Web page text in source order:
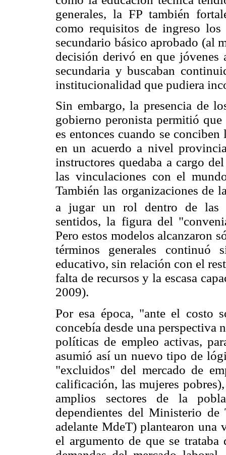
generales, la FP también
como requisitos de ingreso
secundario básico aprobado (al
decisión derivó en que jóvenes
secundaria y buscaban
institucionalidad que pudiera
Sin embargo, la presencia de
gobierno peronista permitió
es entonces cuando se
en un acuerdo a nivel
instructores quedaba a cargo
las vinculaciones con el
También las organizaciones de
a jugar un rol dentro de las
sentidos, la figura del
Pero estos modelos alcanzaron
términos generales continuó
educativo, sin relación con el
falta de recursos y la escasa
2009).
Por esa época, "ante el costo
concebía desde una perspectiva
políticas de empleo activas,
asumió así un nuevo tipo de
"excluidos" del mercado de
calificación, las mujeres
amplios sectores de la
dependientes del Ministerio
adelante MdeT) plantearon una
el argumento de que se